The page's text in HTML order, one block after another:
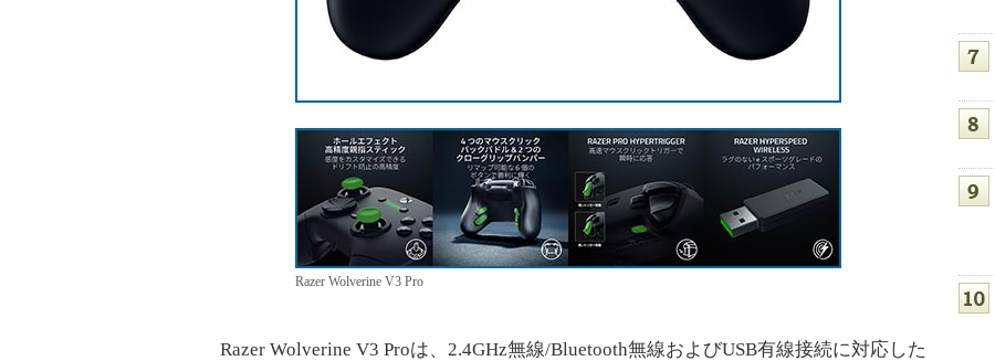
Razer Wolverine V3 Pro
Razer Wolverine V3 Proは、2.4GHz無線/Bluetooth無線およびUSB有線接続に対応した